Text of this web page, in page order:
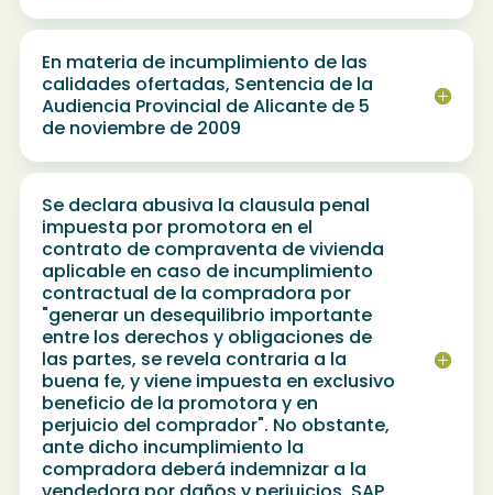
En materia de incumplimiento de las
calidades ofertadas, Sentencia de la
Audiencia Provincial de Alicante de 5
de noviembre de 2009
Se declara abusiva la clausula penal
impuesta por promotora en el
contrato de compraventa de vivienda
aplicable en caso de incumplimiento
contractual de la compradora por
"generar un desequilibrio importante
entre los derechos y obligaciones de
las partes, se revela contraria a la
buena fe, y viene impuesta en exclusivo
beneficio de la promotora y en
perjuicio del comprador". No obstante,
ante dicho incumplimiento la
compradora deberá indemnizar a la